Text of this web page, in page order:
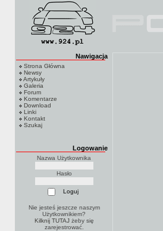
Nawigacja
Strona Główna
Newsy
Artykuły
Galeria
Forum
Komentarze
Download
Linki
Kontakt
Szukaj
Logowanie
Nazwa Użytkownika
Hasło
Nie jesteś jeszcze naszym
Użytkownikiem?
Kilknij TUTAJżeby się
zarejestrować.